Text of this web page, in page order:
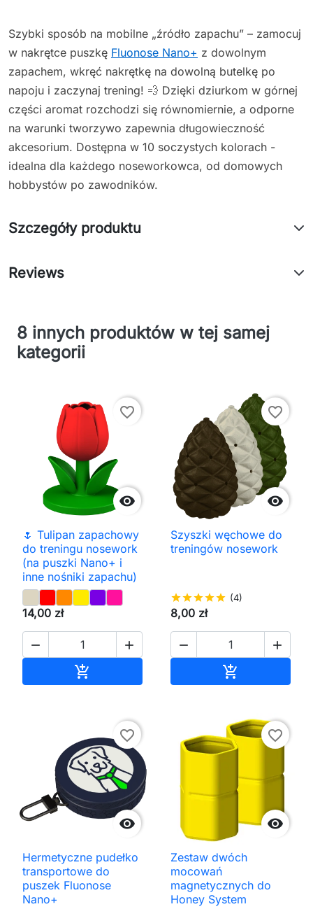
Szybki sposób na mobilne „źródło zapachu” – zamocuj
w nakrętce puszkę Fluonose Nano+ z dowolnym
zapachem, wkręć nakrętkę na dowolną butelkę po
napoju i zaczynaj trening! 💨 Dzięki dziurkom w górnej
części aromat rozchodzi się równomiernie, a odporne
na warunki tworzywo zapewnia długowieczność
akcesorium. Dostępna w 10 soczystych kolorach -
idealna dla każdego noseworkowca, od domowych
hobbystów po zawodników.
Szczegóły produktu
Reviews
8 innych produktów w tej samej
kategorii

favorite_border
🌷 Tulipan zapachowy
do treningu nosework
(na puszki Nano+ i
inne nośniki zapachu)
14,00 zł
 


favorite_border
Szyszki węchowe do
treningów nosework
starstarstarstarstar (4)
8,00 zł
 


favorite_border
Hermetyczne pudełko
transportowe do
puszek Fluonose
Nano+

favorite_border
Zestaw dwóch
mocowań
magnetycznych do
Honey System